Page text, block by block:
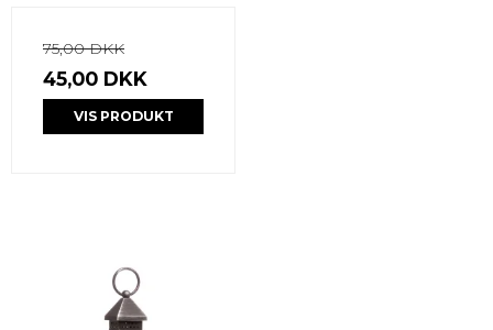
75,00 DKK
45,00 DKK
VIS PRODUKT